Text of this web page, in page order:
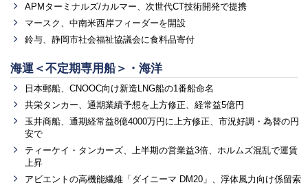
APMターミナルズ/カルマー、次世代CT技術開発で提携
マースク、中南米西岸フィーダーを開設
鈴与、静岡市社会福祉協議会に食料品寄付
海運＜不定期専用船＞・海洋
日本郵船、CNOOC向け新造LNG船の1番船命名
共栄タンカー、通期業績予想を上方修正、経常益5億円
玉井商船、通期経常益8億4000万円に上方修正、市況好調・為替の円
安で
ティーケイ・タンカーズ、上半期の営業益3倍、ホルムズ混乱で運賃
上昇
アビエントの高機能繊維「ダイニーマ DM20」、浮体風力向け係留索